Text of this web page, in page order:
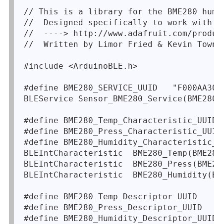
// This is a library for the BME280
//  Designed specifically to work with
//  ----> http://www.adafruit.com/
//  Written by Limor Fried & Kevin
#include <ArduinoBLE.h>
#define BME280_SERVICE_UUID
BLEService
#define
#define
#define
BLEIntCharacteristic
BLEIntCharacteristic
BLEIntCharacteristic
#define BME280_Temp_Descriptor_UUID
#define BME280_Press_Descriptor_UUID
#define